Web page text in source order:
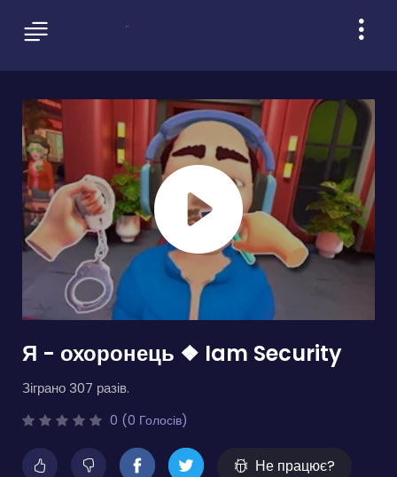
Я - охоронець ❖ Iam Security
Зіграно 307 разів.
0 (0 Голосів)
Не працює?